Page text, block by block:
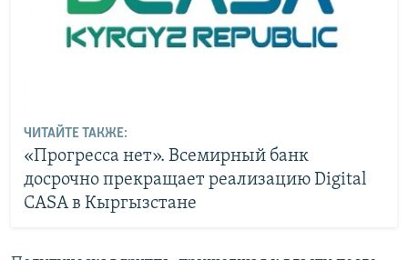
ЧИТАЙТЕ ТАКЖЕ:
«Прогресса нет». Всемирный банк
досрочно прекращает реализацию Digital
CASA в Кыргызстане